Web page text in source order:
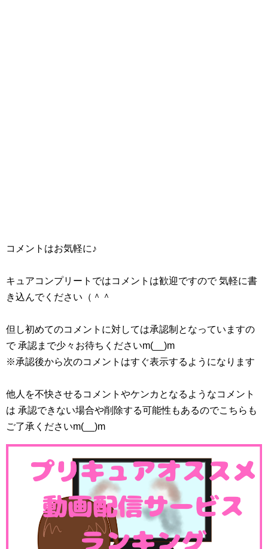
コメントはお気軽に♪
キュアコンプリートではコメントは歓迎ですので 気軽に書
き込んでください（＾＾
但し初めてのコメントに対しては承認制となっていますの
で 承認まで少々お待ちくださいm(__)m
※承認後から次のコメントはすぐ表示するようになります
他人を不快させるコメントやケンカとなるようなコメント
は 承認できない場合や削除する可能性もあるのでこちらも
ご了承くださいm(__)m